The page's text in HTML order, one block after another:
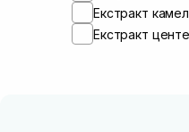
Екстракт
Екстракт